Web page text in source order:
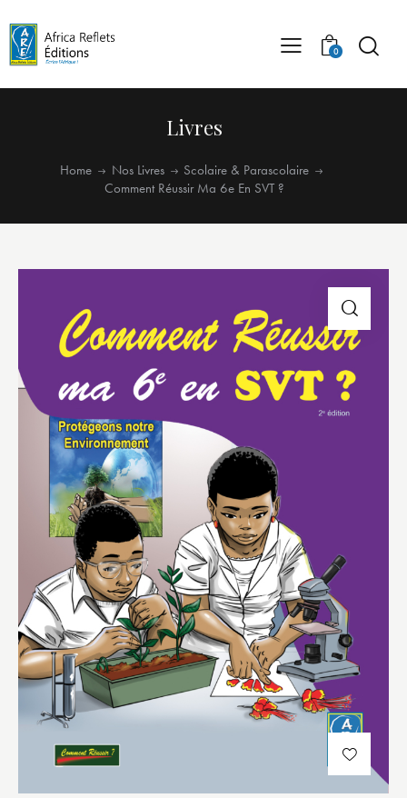
0
Livres
Home Nos Livres
Scolaire & Parascolaire
Comment Réussir Ma 6e En SVT ?